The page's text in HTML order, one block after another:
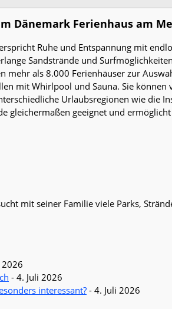
Dänemark Ferienhaus am
Ruhe und Entspannung mit
Sandstrände und
mehr als 8.000 Ferienhäuser zur
mit Whirlpool und Sauna. Sie
Urlaubsregionen wie die
gleichermaßen geeignet und
mit seiner Familie viele Parks,
2026
- 4. Juli 2026
interessant? - 4. Juli 2026